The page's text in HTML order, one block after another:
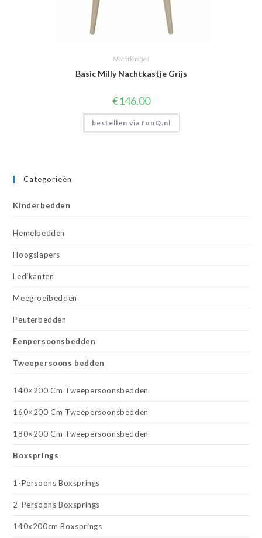
Nachtkastjes
Basic Milly Nachtkastje Grijs
€146.00
bestellen via fonQ.nl
Categorieën
Kinderbedden
Hemelbedden
Hoogslapers
Ledikanten
Meegroeibedden
Peuterbedden
Eenpersoonsbedden
Tweepersoons bedden
140×200 Cm Tweepersoonsbedden
160×200 Cm Tweepersoonsbedden
180×200 Cm Tweepersoonsbedden
Boxsprings
1-Persoons Boxsprings
2-Persoons Boxsprings
140x200cm Boxsprings